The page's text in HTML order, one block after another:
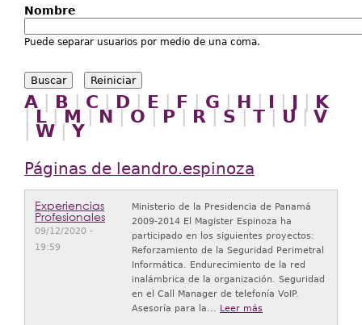
c
l
a
Nombre
Puede separar usuarios por medio de una coma.
A B C D E F G H I J K
L M N O P R S T U | V
W Y
Páginas de leandro.espinoza
Experiencias
Profesionales
09/12/2020 -
19:59
Ministerio de la Presidencia de Panamá
2009-2014 El Magister Espinoza ha
participado en los siguientes proyectos:
Reforzamiento de la Seguridad Perimetral
Informática. Endurecimiento de la red
inalámbrica de la organización. Seguridad
en el Call Manager de telefonía VoIP.
Asesoría para la... Leer más